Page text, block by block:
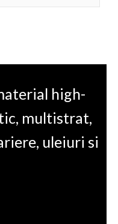
high-
multistrat,
uleiuri si